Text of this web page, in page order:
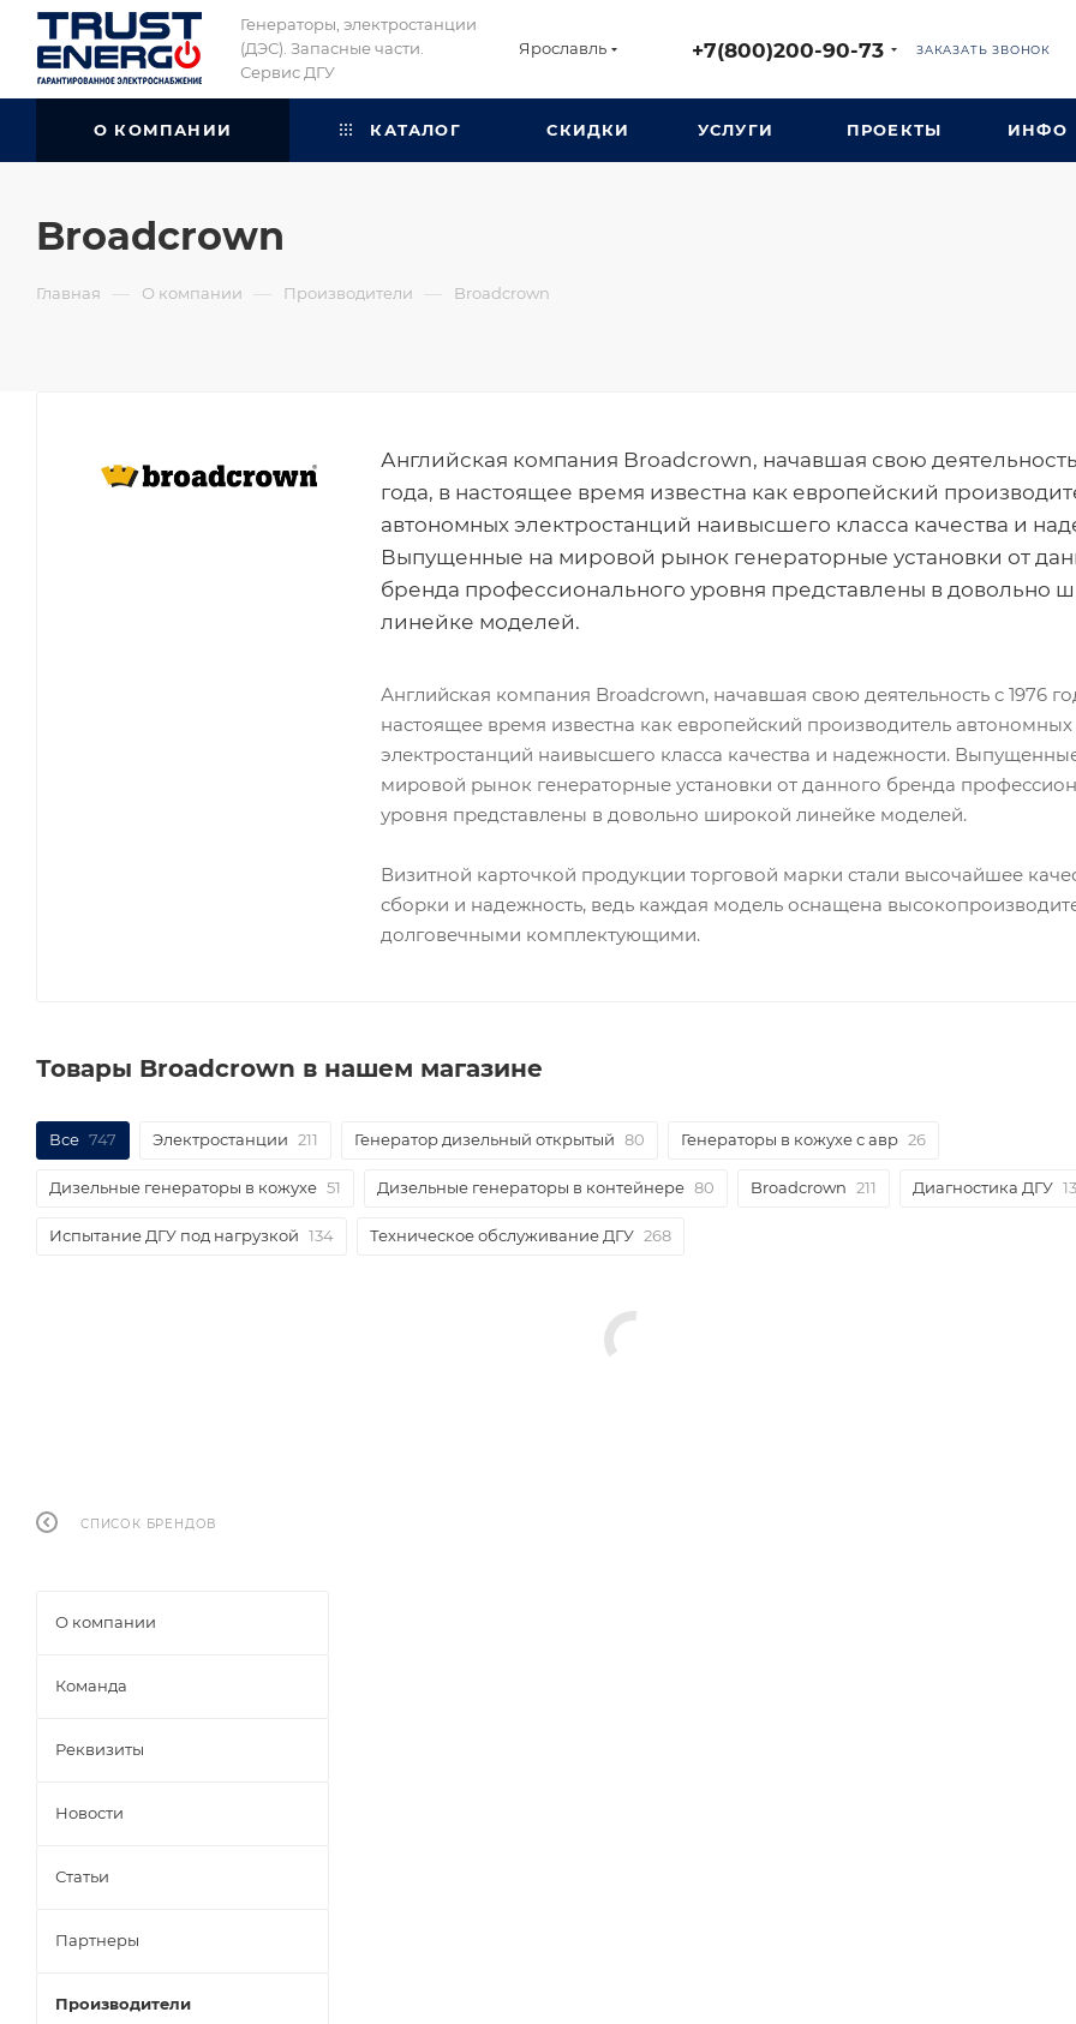
Генераторы, электростанции
(ДЭС). Запасные части.
Сервис ДГУ
Ярославль +7(800)200-90-73 ЗАКАЗАТЬ ЗВОНОК
О КОМПАНИИ КАТАЛОГ СКИДКИ УСЛУГИ ПРОЕКТЫ ИНФО
Broadcrown
Главная — О компании — Производители — Broadcrown
Английская компания Broadcrown, начавшая свою деятельность
года, в настоящее время известна как европейский
автономных электростанций наивысшего класса качества и
Выпущенные на мировой рынок генераторные установки от
бренда профессионального уровня представлены в довольно
линейке моделей.
Английская компания Broadcrown, начавшая свою деятельность с 1976
настоящее время известна как европейский производитель автономных
электростанций наивысшего класса качества и надежности.
мировой рынок генераторные установки от данного бренда
уровня представлены в довольно широкой линейке моделей.
Визитной карточкой продукции торговой марки стали высочайшее
сборки и надежность, ведь каждая модель оснащена
долговечными комплектующими.
Товары Broadcrown в нашем магазине
Все 747 Электростанции 211 Генератор дизельный открытый 80 Генераторы в кожухе с авр 26
Дизельные генераторы в кожухе 51 Дизельные генераторы в контейнере 80 Broadcrown 211 Диагностика ДГУ
Испытание ДГУ под нагрузкой 134 Техническое обслуживание ДГУ 268
СПИСОК БРЕНДОВ
О компании
Команда
Реквизиты
Новости
Статьи
Партнеры
Производители